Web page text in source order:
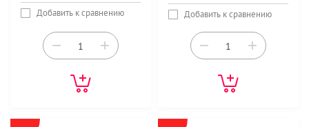
Добавить к сравнению
− +
Добавить к сравнению
− +